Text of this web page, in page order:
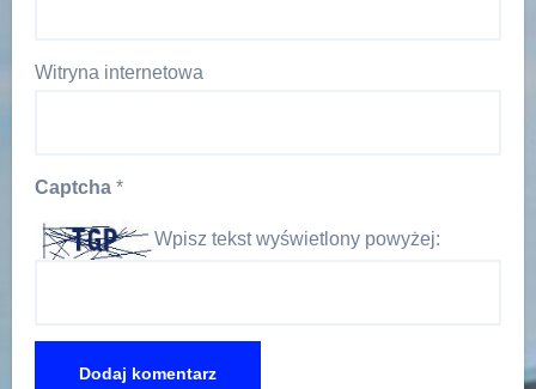
Witryna internetowa
Captcha *
Wpisz tekst wyświetlony powyżej: